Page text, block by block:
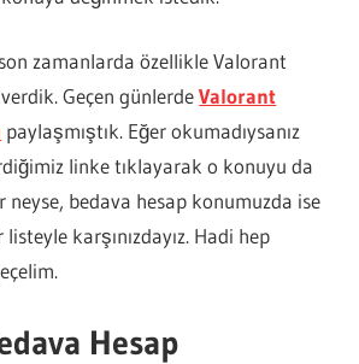
zamanlarda özellikle Valorant
verdik. Geçen günlerdeValorant
paylaşmıştık. Eğer okumadıysanız
linke tıklayarak o konuyu da
neyse, bedava hesap konumuzda ise
karşınızdayız. Hadi hep
Hesap